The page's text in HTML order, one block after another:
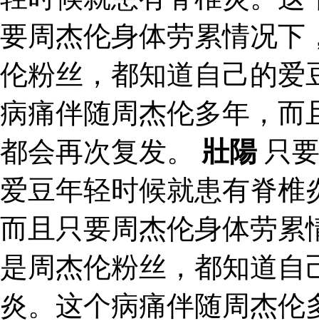
要周杰伦身体劳累情况下
伦粉丝，都知道自己的爱
病痛伴随周杰伦多年，而
都会再次复发。 壯陽 只
爱豆年轻时候就患有脊
而且只要周杰伦身体劳累
是周杰伦粉丝，都知道
炎。这个病痛伴随周杰伦